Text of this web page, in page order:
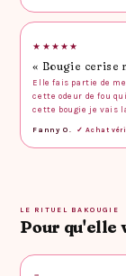
★★★★★
« Bougie cerise
Elle fais partie de
cette odeur de fou
cette bougie je vais
Fanny O. ✓ Achat
LE RITUEL BAKOUGIE
Pour qu'elle